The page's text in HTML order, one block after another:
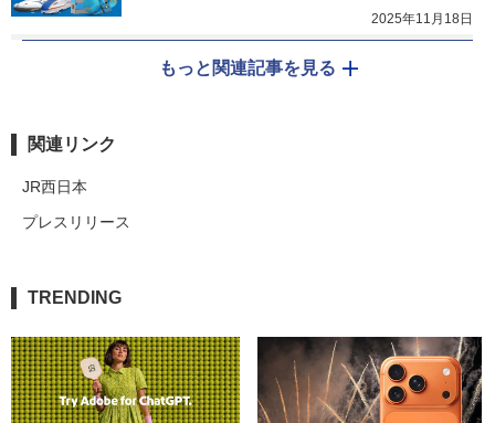
2025年11月18日
もっと関連記事を見る
関連リンク
JR西日本
プレスリリース
TRENDING